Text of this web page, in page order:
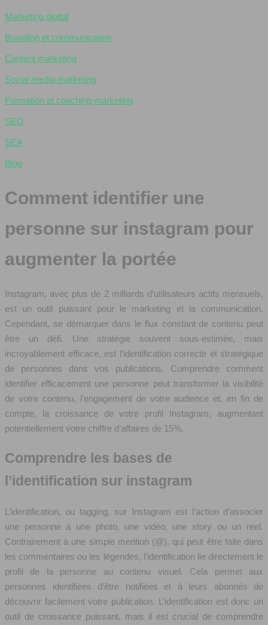
Marketing digital
Branding et communication
Content marketing
Social media marketing
Formation et coaching marketing
SEO
SEA
Blog
Comment identifier une
personne sur instagram pour
augmenter la portée
Instagram, avec plus de 2 milliards d’utilisateurs actifs mensuels,
est un outil puissant pour le marketing et la communication.
Cependant, se démarquer dans le flux constant de contenu peut
être un défi. Une stratégie souvent sous-estimée, mais
incroyablement efficace, est l’identification correcte et stratégique
de personnes dans vos publications. Comprendre comment
identifier efficacement une personne peut transformer la visibilité
de votre contenu, l’engagement de votre audience et, en fin de
compte, la croissance de votre profil Instagram, augmentant
potentiellement votre chiffre d’affaires de 15%.
Comprendre les bases de
l’identification sur instagram
L’identification, ou tagging, sur Instagram est l’action d’associer
une personne à une photo, une vidéo, une story ou un reel.
Contrairement à une simple mention (@), qui peut être faite dans
les commentaires ou les légendes, l’identification lie directement le
profil de la personne au contenu visuel. Cela permet aux
personnes identifiées d’être notifiées et à leurs abonnés de
découvrir facilement votre publication. L’identification est donc un
outil de croissance puissant, mais il est crucial de comprendre